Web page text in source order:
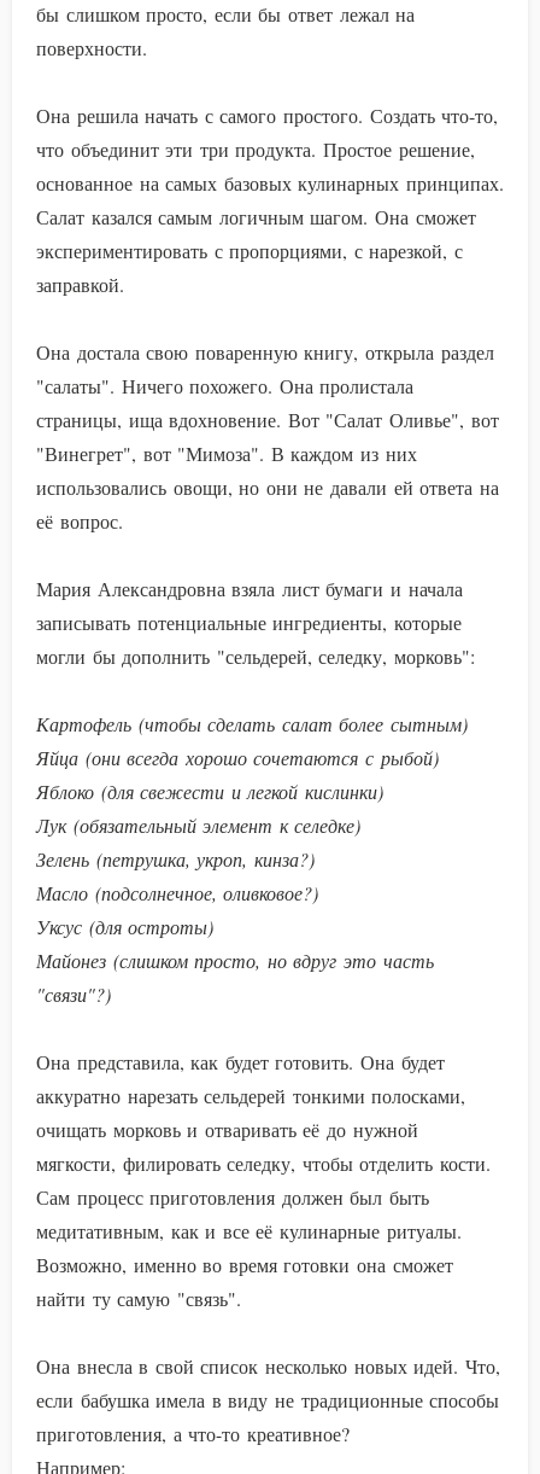
бы слишком просто, если бы ответ лежал на
поверхности.
Она решила начать с самого простого. Создать что-то,
что объединит эти три продукта. Простое решение,
основанное на самых базовых кулинарных принципах.
Салат казался самым логичным шагом. Она сможет
экспериментировать с пропорциями, с нарезкой, с
заправкой.
Она достала свою поваренную книгу, открыла раздел
"салаты". Ничего похожего. Она пролистала
страницы, ища вдохновение. Вот "Салат Оливье", вот
"Винегрет", вот "Мимоза". В каждом из них
использовались овощи, но они не давали ей ответа на
её вопрос.
Мария Александровна взяла лист бумаги и начала
записывать потенциальные ингредиенты, которые
могли бы дополнить "сельдерей, селедку, морковь":
Картофель (чтобы сделать салат более сытным)
Яйца (они всегда хорошо сочетаются с рыбой)
Яблоко (для свежести и легкой кислинки)
Лук (обязательный элемент к селедке)
Зелень (петрушка, укроп, кинза?)
Масло (подсолнечное, оливковое?)
Уксус (для остроты)
Майонез (слишком просто, но вдруг это часть
"связи"?)
Она представила, как будет готовить. Она будет
аккуратно нарезать сельдерей тонкими полосками,
очищать морковь и отваривать её до нужной
мягкости, филировать селедку, чтобы отделить кости.
Сам процесс приготовления должен был быть
медитативным, как и все её кулинарные ритуалы.
Возможно, именно во время готовки она сможет
найти ту самую "связь".
Она внесла в свой список несколько новых идей. Что,
если бабушка имела в виду не традиционные способы
приготовления, а что-то креативное?
Например: